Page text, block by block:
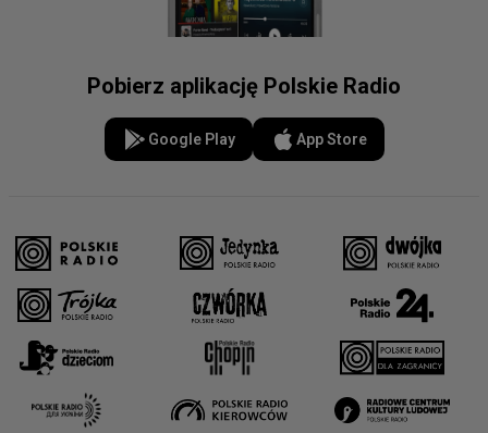
Pobierz aplikację Polskie Radio
Google Play App Store